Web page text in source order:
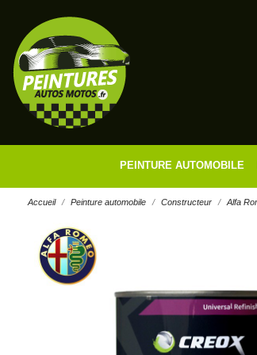
PEINTURE AUTOMOBILE
Accueil Peinture automobile Constructeur Alfa